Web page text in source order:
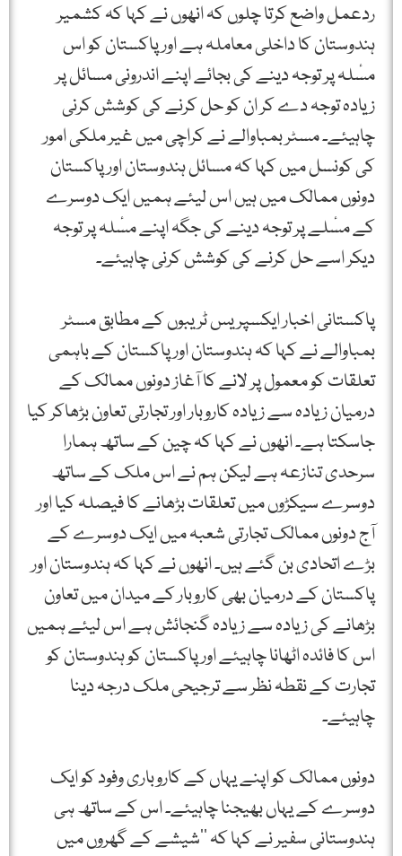
ردعمل واضع کرتا چلوں کہ انھوں نے کہا کہ کشمیر
ہندوستان کا داخلی معاملہ ہے اور پاکستان کو اس
مسٔلہ پر توجہ دینے کی بجائے اپنے اندرونی مسائل پر
زیادہ توجہ دے کر ان کو حل کرنے کی کوشش کرنی
چاہیئے۔ مسٹر بمباوالے نے کراچی میں غیر ملکی امور
کی کونسل میں کہا کہ مسائل ہندوستان اور پاکستان
دونوں ممالک میں ہیں اس لیئے ہمیں ایک دوسرے
کے مسٔلے پر توجہ دینے کی جگہ اپنے مسٔلہ پر توجہ
دیکر اسے حل کرنے کی کوشش کرنی چاہیئے۔
پاکستانی اخبار ایکسپریس ٹریبوں کے مطابق مسٹر
بمباوالے نے کہا کہ ہندوستان اور پاکستان کے باہمی
تعلقات کو معمول پر لانے کا آغاز دونوں ممالک کے
درمیان زیادہ سے زیادہ کاروبار اور تجارتی تعاون بڑھاکر کیا
جاسکتا ہے۔ انھوں نے کہا کہ چین کے ساتھ ہمارا
سرحدی تنازعہ ہے لیکن ہم نے اس ملک کے ساتھ
دوسرے سیکڑوں میں تعلقات بڑھانے کا فیصلہ کیا اور
آج دونوں ممالک تجارتی شعبہ میں ایک دوسرے کے
بڑے اتحادی بن گئے ہیں۔ انھوں نے کہا کہ ہندوستان اور
پاکستان کے درمیان بھی کاروبار کے میدان میں تعاون
بڑھانے کی زیادہ سے زیادہ گنجائش ہے اس لیئے ہمیں
اس کا فائدہ اٹھانا چاہیئے اورپاکستان کو ہندوستان کو
تجارت کے نقطہ نظر سے ترجیحی ملک درجہ دینا
چاہیئے۔
دونوں ممالک کو اپنے یہاں کے کاروباری وفود کو ایک
دوسرے کے یہاں بھیجنا چاہیئے۔ اس کے ساتھ ہی
ہندوستانی سفیر نے کہا کہ ’’شیشے کے گھروں میں